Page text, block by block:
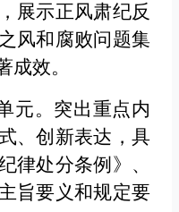
展示正风肃纪反
风和腐败问题集
成效。
元。 突出重点内
、创新表达，具
律处分条例》、
旨要义和规定要